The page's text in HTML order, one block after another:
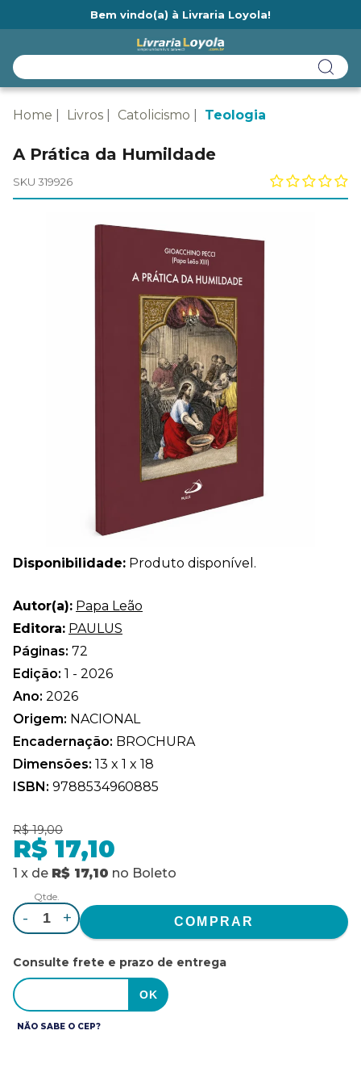
Bem vindo(a) à Livraria Loyola!
Home Livros Catolicismo Teologia
A Prática da Humildade
SKU 319926
Disponibilidade: Produto disponível.
Autor(a): Papa Leão
Editora: PAULUS
Páginas: 72
Edição: 1 - 2026
Ano: 2026
Origem: NACIONAL
Encadernação: BROCHURA
Dimensões: 13 x 1 x 18
ISBN: 9788534960885
R$ 19,00
R$ 17,10
1 x de R$ 17,10 no Boleto
Qtde.
- +
Consulte frete e prazo de entrega
NÃO SABE O CEP?